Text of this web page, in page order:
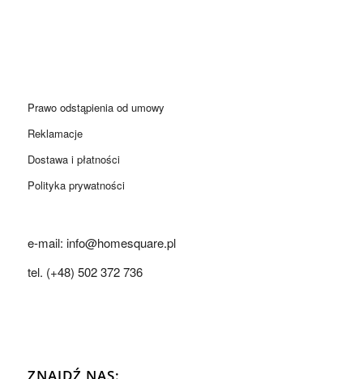
Prawo odstąpienia od umowy
Reklamacje
Dostawa i płatności
Polityka prywatności
e-mail: info@homesquare.pl
tel. (+48) 502 372 736